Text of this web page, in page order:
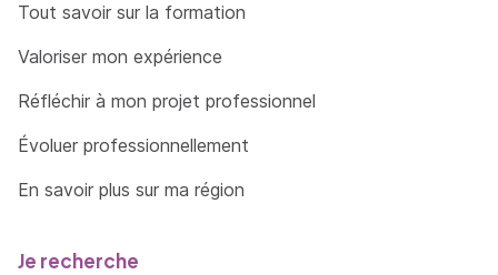
Tout savoir sur la formation
Valoriser mon expérience
Réfléchir à mon projet professionnel
Évoluer professionnellement
En savoir plus sur ma région
Je recherche